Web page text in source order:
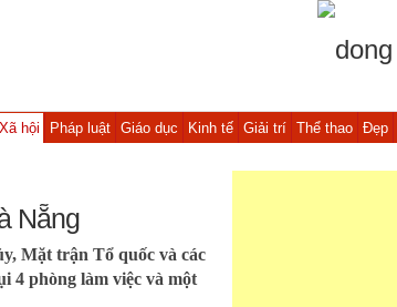
Xã hội Pháp luật Giáo dục Kinh tế Giải trí Thể thao Đẹp
Nẵng
Mặt trận Tổ quốc và các
4 phòng làm việc và một